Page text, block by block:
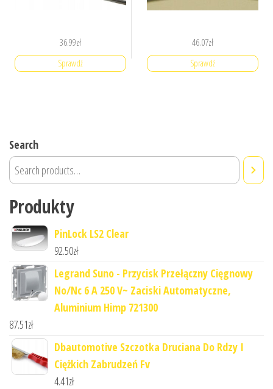
36.99zł
Sprawdź
46.07zł
Sprawdź
Search
Produkty
PinLock LS2 Clear
92.50zł
Legrand Suno - Przycisk Przełączny Cięgnowy
No/Nc 6 A 250 V~ Zaciski Automatyczne,
Aluminium Himp 721300
87.51zł
Dbautomotive Szczotka Druciana Do Rdzy I
Ciężkich Zabrudzeń Fv
4.41zł